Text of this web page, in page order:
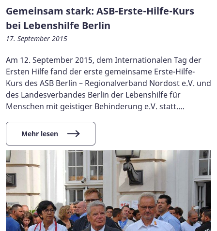
Gemeinsam stark: ASB-Erste-Hilfe-Kurs
bei Lebenshilfe Berlin
17. September 2015
Am 12. September 2015, dem Internationalen Tag der
Ersten Hilfe fand der erste gemeinsame Erste-Hilfe-
Kurs des ASB Berlin – Regionalverband Nordost e.V. und
des Landesverbandes Berlin der Lebenshilfe für
Menschen mit geistiger Behinderung e.V. statt.…
Mehr lesen